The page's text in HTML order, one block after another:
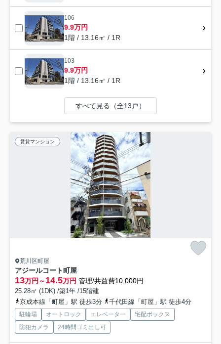
106
9.9万円
1階 / 13.16㎡ / 1R
103
9.9万円
1階 / 13.16㎡ / 1R
すべて見る（全13戸）
賃貸マンション
荒川区町屋
アジールコート町屋
13万円～14.5万円 管理/共益費10,000円
25.28㎡ (1DK) /築1年 /15階建
京成本線「町屋」駅 徒歩3分
千代田線「町屋」駅 徒歩4分
駐輪場 オートロック エレベーター
宅配ボックス
防犯カメラ
24時間ゴミ出し可